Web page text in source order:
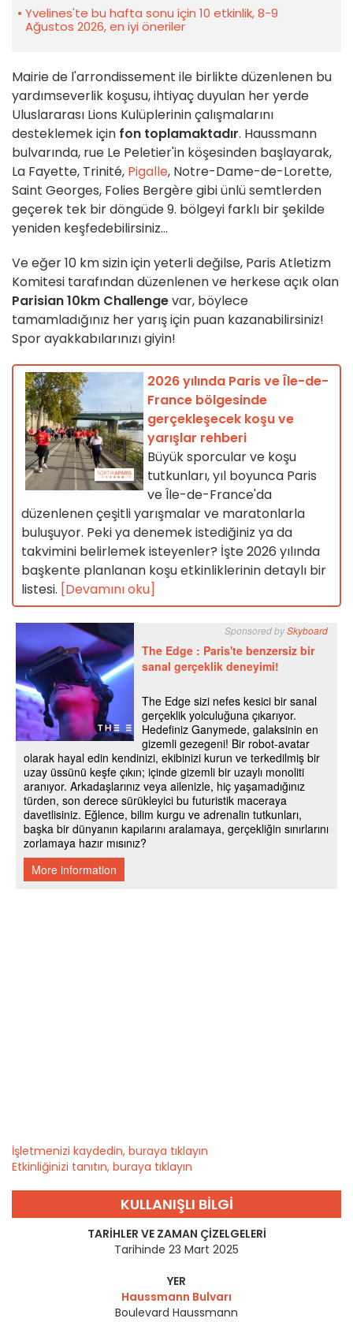
Yvelines'te bu hafta sonu için 10 etkinlik, 8-9
Ağustos 2026, en iyi öneriler
Mairie de l'arrondissement ile birlikte düzenlenen bu
yardımseverlik koşusu, ihtiyaç duyulan her yerde
Uluslararası Lions Kulüplerinin çalışmalarını
desteklemek için fon toplamaktadır. Haussmann
bulvarında, rue Le Peletier'in köşesinden başlayarak,
La Fayette, Trinité, Pigalle, Notre-Dame-de-Lorette,
Saint Georges, Folies Bergère gibi ünlü semtlerden
geçerek tek bir döngüde 9. bölgeyi farklı bir şekilde
yeniden keşfedebilirsiniz...
Ve eğer 10 km sizin için yeterli değilse, Paris Atletizm
Komitesi tarafından düzenlenen ve herkese açık olan
Parisian 10km Challengevar, böylece
tamamladığınız her yarış için puan kazanabilirsiniz!
Spor ayakkabılarınızı giyin!
2026 yılında Paris ve Île-de-
France bölgesinde
gerçekleşecek koşu ve
yarışlar rehberi
Büyük sporcular ve koşu
tutkunları, yıl boyunca Paris
ve Île-de-France'da
düzenlenen çeşitli yarışmalar ve maratonlarla
buluşuyor. Peki ya denemek istediğiniz ya da
takvimini belirlemek isteyenler? İşte 2026 yılında
başkente planlanan koşu etkinliklerinin detaylı bir
listesi. [Devamını oku]
İşletmenizi kaydedin, buraya tıklayın
Etkinliğinizi tanıtın, buraya tıklayın
KULLANIŞLI BILGI
TARIHLER VE ZAMAN ÇIZELGELERI
Tarihinde 23 Mart 2025
YER
Haussmann Bulvarı
Boulevard Haussmann